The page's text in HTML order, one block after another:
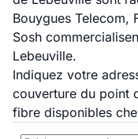
Bouygues Telecom,
Sosh
Lebeuville.
Indiquez votre
couverture du point
fibre disponibles